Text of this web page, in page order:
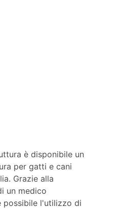
è disponibile un
per gatti e cani
Grazie alla
un medico
possibile l'utilizzo di